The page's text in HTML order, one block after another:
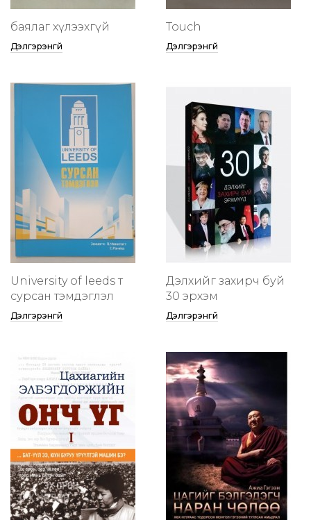
баялаг хүлээхгүй
Дэлгэрэнгүй
Touch
Дэлгэрэнгүй
University of leeds т
сурсан тэмдэглэл
Дэлгэрэнгүй
Дэлхийг захирч буй
30 эрхэм
Дэлгэрэнгүй